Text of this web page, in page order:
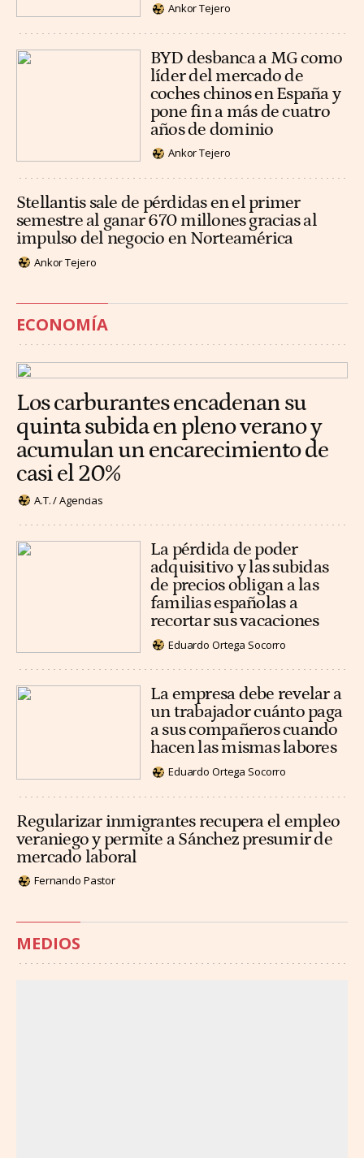
Ankor Tejero
BYD desbanca a MG como
líder del mercado de
coches chinos en España y
pone fin a más de cuatro
años de dominio
Ankor Tejero
Stellantis sale de pérdidas en el primer
semestre al ganar 670 millones gracias al
impulso del negocio en Norteamérica
Ankor Tejero
ECONOMÍA
Los carburantes encadenan su
quinta subida en pleno verano y
acumulan un encarecimiento de
casi el 20%
A.T. / Agencias
La pérdida de poder
adquisitivo y las subidas
de precios obligan a las
familias españolas a
recortar sus vacaciones
Eduardo Ortega Socorro
La empresa debe revelar a
un trabajador cuánto paga
a sus compañeros cuando
hacen las mismas labores
Eduardo Ortega Socorro
Regularizar inmigrantes recupera el empleo
veraniego y permite a Sánchez presumir de
mercado laboral
Fernando Pastor
MEDIOS